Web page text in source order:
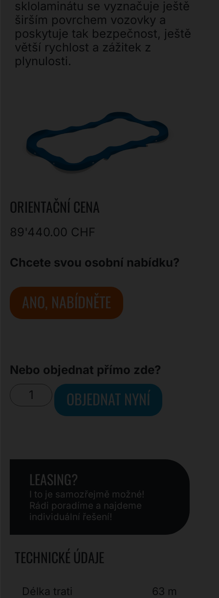
sklolaminátu se vyznačuje ještě
širším povrchem vozovky a
poskytuje tak bezpečnost, ještě
větší rychlost a zážitek z
plynulosti.
ORIENTAČNÍ CENA
89'440.00 CHF
Chcete svou osobní nabídku?
ANO, NABÍDNĚTE
Nebo objednat přímo zde?
OBJEDNAT NYNÍ
LEASING?
I to je samozřejmě možné!
Rádi poradíme a najdeme
individuální řešení!
TECHNICKÉ ÚDAJE
Délka trati 63 m